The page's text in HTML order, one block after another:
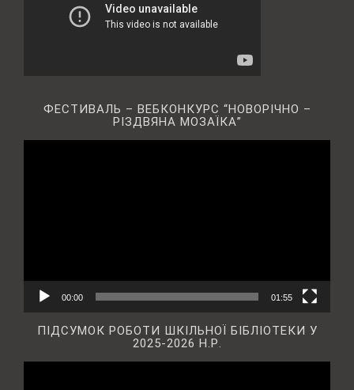
ФЕСТИВАЛЬ – ВЕБКОНКУРС “НОВОРІЧНО –
РІЗДВЯНА МОЗАЇКА”
00:00 01:55
ПІДСУМОК РОБОТИ ШКІЛЬНОЇ БІБЛІОТЕКИ У
2025-2026 Н.Р.